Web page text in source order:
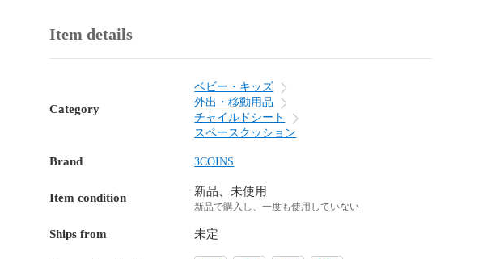
Item details
Category
ベビー・キッズ
外出・移動用品
チャイルドシート
スペースクッション
Brand 3COINS
Item condition 新品、未使用
新品で購入し、一度も使用していない
Ships from 未定